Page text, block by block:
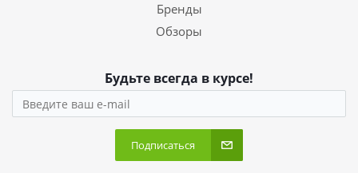
Бренды
Обзоры
Будьте всегда в курсе!
Подписаться